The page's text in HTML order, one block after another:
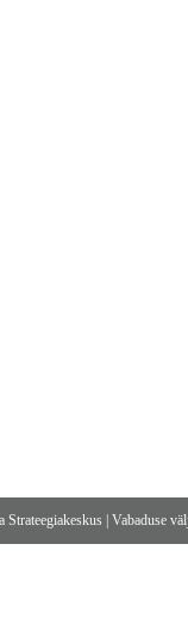
Strateegiakeskus |Vabaduse